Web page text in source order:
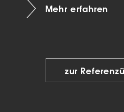
Mehr erfahren
zur